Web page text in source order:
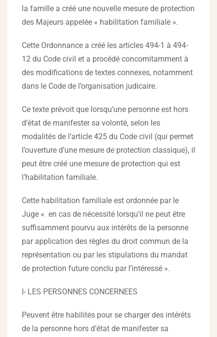
la famille a créé une nouvelle mesure de protection
des Majeurs appelée « habilitation familiale ».
Cette Ordonnance a créé les articles 494-1 à 494-
12 du Code civil et a procédé concomitamment à
des modifications de textes connexes, notamment
dans le Code de l’organisation judicaire.
Ce texte prévoit que lorsqu’une personne est hors
d’état de manifester sa volonté, selon les
modalités de l’article 425 du Code civil (qui permet
l’ouverture d’une mesure de protection classique), il
peut être créé une mesure de protection qui est
l’habilitation familiale.
Cette habilitation familiale est ordonnée par le
Juge « en cas de nécessité lorsqu’il ne peut être
suffisamment pourvu aux intérêts de la personne
par application des règles du droit commun de la
représentation ou par les stipulations du mandat
de protection future conclu par l’intéressé ».
I- LES PERSONNES CONCERNEES
Peuvent être habilités pour se charger des intérêts
de la personne hors d’état de manifester sa